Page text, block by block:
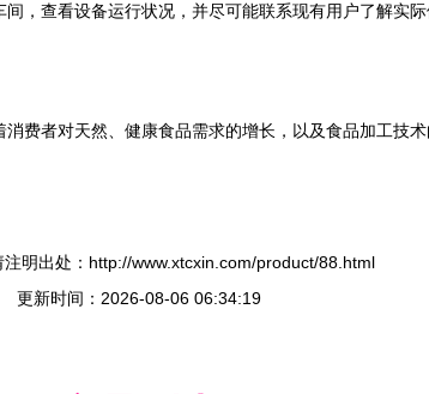
，查看设备运行状况，并尽可能联系现有用户了解实际
费者对天然、健康食品需求的增长，以及食品加工技
注明出处：http://www.xtcxin.com/product/88.html
更新时间：2026-08-06 06:34:19